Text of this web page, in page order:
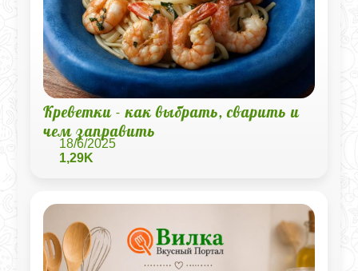
Креветки - как выбрать, сварить и
чем заправить
18/6/2025
1,29K